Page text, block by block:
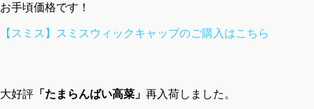
お手頃価格です！
【スミス】スミスウィックキャップのご購入はこちら
大好評 「たまらんばい高菜」 再入荷しました。